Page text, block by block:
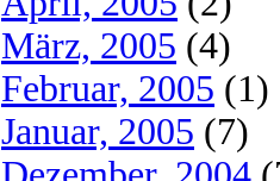
März, 2005 (4)
Februar, 2005 (1)
Januar, 2005 (7)